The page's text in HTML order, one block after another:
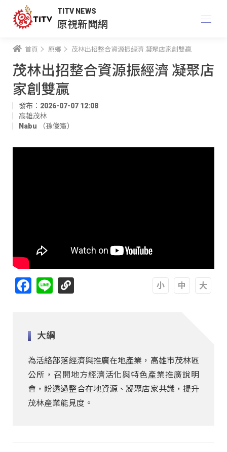
TITV NEWS
原視新聞網
首頁 原鄉 茂林出招整合資源振經濟 凝聚店家創雙贏
茂林出招整合資源振經濟 凝聚店
家創雙贏
發布：2026-07-07 12:08
高雄茂林
Nabu （孫俊憲）
Facebook
Line
大綱
為活絡部落經濟與推廣在地產業，高雄市茂林區
公所，召開地方經濟活化與特色產業推廣說明
會，盼透過整合在地資源、凝聚店家共識，提升
茂林產業能見度。